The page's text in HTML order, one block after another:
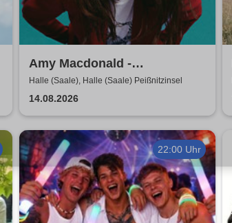
Amy Macdonald -
Sommershows 2026
Halle (Saale), Halle (Saale) Peißnitzinsel
14.08.2026
22:00 Uhr